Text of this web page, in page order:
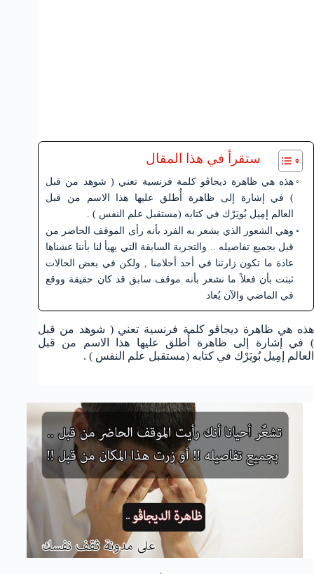
ستقرأ في هذا المقال
هذه هي ظاهرة ديجاڤو كلمة فرنسية تعني ( شوهد من قبل
) في إشارة إلى ظاهرة أُطلق عليها هذا الاسم من قبل
العالم إمِيل بُويَرْك في كتابه (مستقبل علم النفس ) .
وهي الشعور الذي يشعر به الفرد بأنه رأى الموقف الحاضر من
قبل بجميع تفاصيله .. والتجربة السابقة التي يهيأ لنا بأننا عشناها
عادة ما تكون زارتنا في أحد أحلامنا , ولكن في بعض الحالات
ثبتت بأن فعلاً ما نشعر بأنه موقف سابق قد كان حقيقة ووقع
في الماضي والآن يُعاد
هذه هي ظاهرة ديجاڤو كلمة فرنسية تعني ( شوهد من قبل
) في إشارة إلى ظاهرة أُطلق عليها هذا الاسم من قبل
العالم إمِيل بُويَرْك في كتابه (مستقبل علم النفس ) .